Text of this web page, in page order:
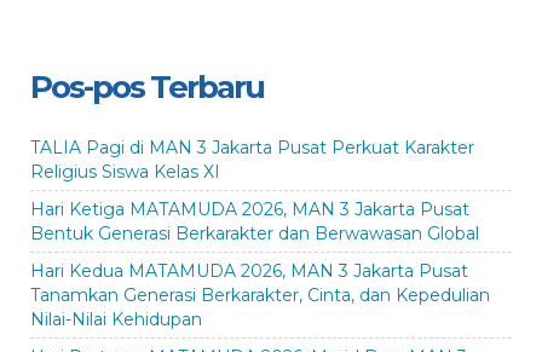
Pos-pos Terbaru
TALIA Pagi di MAN 3 Jakarta Pusat Perkuat Karakter
Religius Siswa Kelas XI
Hari Ketiga MATAMUDA 2026, MAN 3 Jakarta Pusat
Bentuk Generasi Berkarakter dan Berwawasan Global
Hari Kedua MATAMUDA 2026, MAN 3 Jakarta Pusat
Tanamkan Generasi Berkarakter, Cinta, dan Kepedulian
Nilai-Nilai Kehidupan